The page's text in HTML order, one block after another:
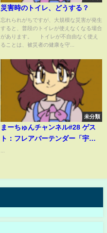
災害時のトイレ、どうする？
忘れられがちですが、大規模な災害が発生
すると、普段のトイレが使えなくなる場合
があります。 トイレが不自由なく使え
ることは、被災者の健康を守...
未分類
まーちゅんチャンネル#28 ゲス
ト：フレアバーテンダー「宇敷